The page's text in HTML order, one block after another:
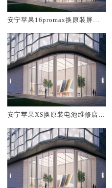
安宁苹果16promax换原装屏幕
安宁苹果XS换原装电池维修店大